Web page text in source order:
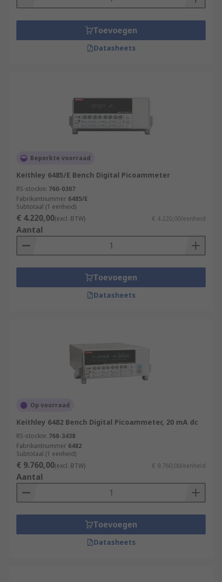
Toevoegen
Datasheets
Beperkte voorraad
Keithley 6485/E Bench Digital Picoammeter
RS-stocknr. 760-0307
Fabrikantnummer 6485/E
Subtotaal (1 eenheid)
€ 4.220,00(excl. BTW) € 4.220,00/eenheid
Aantal
Toevoegen
Datasheets
Op voorraad
Keithley 6482 Bench Digital Picoammeter, 20 mA dc
RS-stocknr. 768-3438
Fabrikantnummer 6482
Subtotaal (1 eenheid)
€ 9.760,00(excl. BTW) € 9.760,00/eenheid
Aantal
Toevoegen
Datasheets